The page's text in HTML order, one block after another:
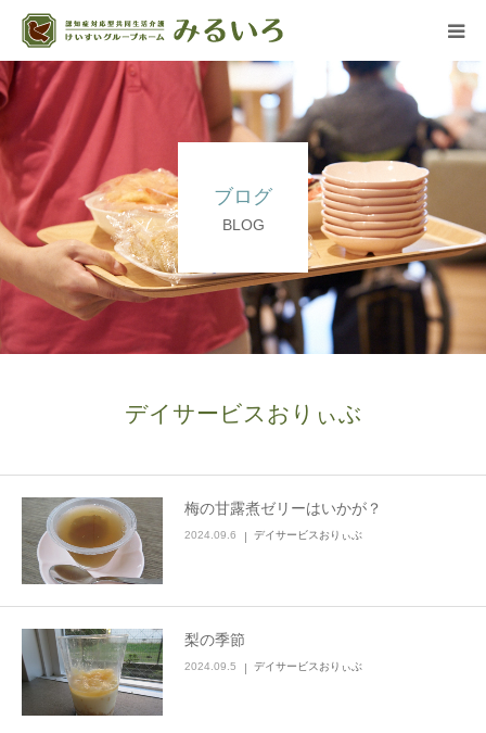
ブログ
BLOG
デイサービスおりぃぶ
梅の甘露煮ゼリーはいかが？
2024.09.6 デイサービスおりぃぶ
梨の季節
2024.09.5 デイサービスおりぃぶ
グループホーム
デイサービス
アクセス
よくある質問
法人概要